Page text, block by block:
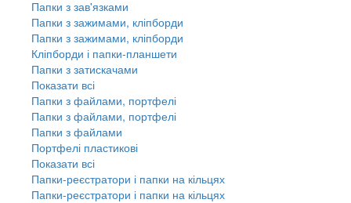
Папки з зав'язками
Папки з зажимами, кліпборди
Папки з зажимами, кліпборди
Кліпборди і папки-планшети
Папки з затискачами
Показати всі
Папки з файлами, портфелі
Папки з файлами, портфелі
Папки з файлами
Портфелі пластикові
Показати всі
Папки-реєстратори і папки на кільцях
Папки-реєстратори і папки на кільцях